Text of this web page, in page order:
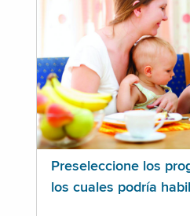
Preseleccione los
los cuales podría